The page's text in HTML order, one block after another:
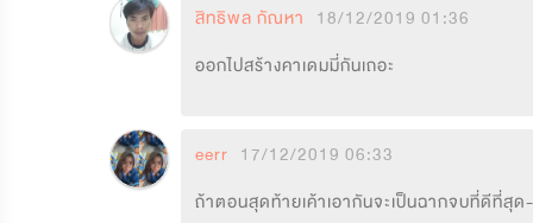
สิทธิพล กัณหา 18/12/2019 01:36
ออกไปสร้างคาเดมมี่กันเถอะ
eerr 17/12/2019 06:33
ถ้าตอนสุดท้ายเค้าเอากันจะเป็นฉากจบที่ดีที่